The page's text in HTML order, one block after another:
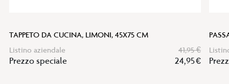
TAPPETO DA CUCINA, LIMONI, 45X75 CM
Listino aziendale
41,95 €
Prezzo speciale 24,95 €